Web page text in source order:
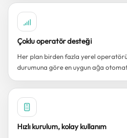
Çoklu operatör desteği
Her plan birden fazla yerel
durumuna göre en uygun ağa
Hızlı kurulum, kolay kullanım